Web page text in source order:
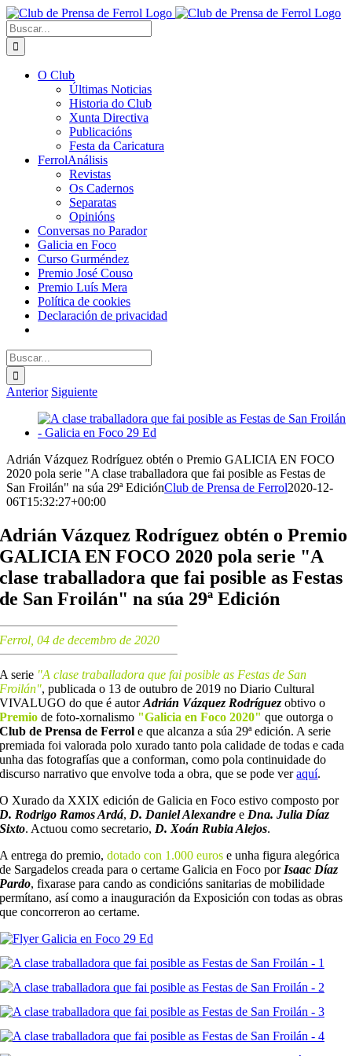
Saltar
al
contenido
Buscar:
O Club
Últimas Noticias
Historia do Club
Xunta Directiva
Publicacións
Festa da Caricatura
FerrolAnálisis
Revistas
Os Cadernos
Separatas
Opinións
Conversas no Parador
Galicia en Foco
Curso Gurméndez
Premio José Couso
Premio Luís Mera
Política de cookies
Declaración de privacidad
Buscar:
Anterior Siguiente
Ver
imagen
grande
Adrián Vázquez Rodríguez obtén o Premio GALICIA EN FOCO
2020 pola serie "A clase traballadora que fai posible as Festas de
San Froilán" na súa 29ª EdiciónClub de Prensa de Ferrol2020-12-
06T15:32:27+00:00
Adrián Vázquez Rodríguez obtén o Premio
GALICIA EN FOCO 2020 pola serie "A
clase traballadora que fai posible as Festas
de San Froilán" na súa 29ª Edición
Ferrol, 04 de decembro de 2020
A serie "A clase traballadora que fai posible as Festas de San
Froilán", publicada o 13 de outubro de 2019 no Diario Cultural
VIVALUGO do que é autorAdrián Vázquez Rodríguez obtivo o
Premio de foto-xornalismo "Galicia en Foco 2020" que outorga o
Club de Prensa de Ferrol e que alcanza a súa 29ª edición. A serie
premiada foi valorada polo xurado tanto pola calidade de todas e cada
unha das fotografías que a conforman, como pola continuidade do
discurso narrativo que envolve toda a obra, que se pode veraquí.
O Xurado da XXIX edición de Galicia en Foco estivo composto por
D. Rodrigo Ramos Ardá, D. Daniel Alexandre e Dna. Julia Díaz
Sixto. Actuou como secretario, D. Xoán Rubia Alejos.
A entrega do premio,dotado con 1.000 euros e unha figura alegórica
de Sargadelos creada para o certame Galicia en Foco por Isaac Díaz
Pardo, fixarase para cando as condicións sanitarias de mobilidade
permítano, así como a inauguración da Exposición con todas as obras
que concorreron ao certame.